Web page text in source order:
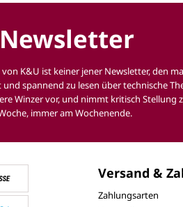
von K&U ist keiner jener Newsletter, den
spannend zu lesen über technische
Winzer vor, und nimmt kritisch
immer am Wochenende.
Versand &
Zahlungsarten